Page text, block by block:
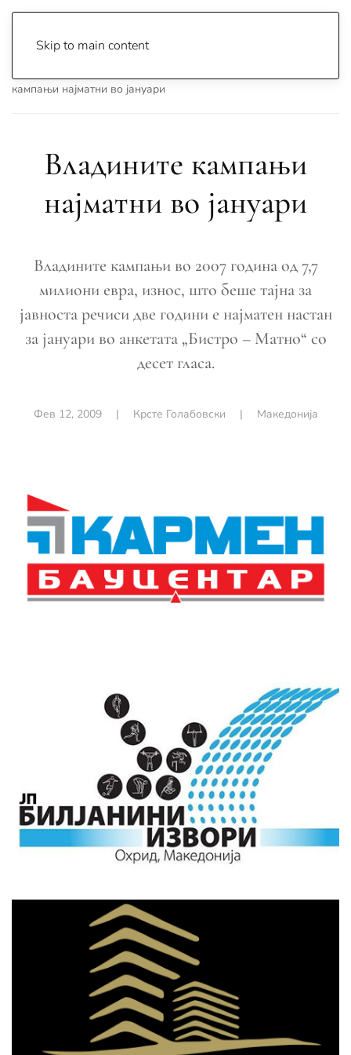
Skip to main content
кампањи најматни во јануари
Владините кампањи
најматни во јануари
Владините кампањи во 2007 година од 7,7
милиони евра, износ, што беше тајна за
јавноста речиси две години е најматен настан
за јануари во анкетата „Бистро – Матно“ со
десет гласа.
Фев 12, 2009| Крсте Голабовски | Македонија